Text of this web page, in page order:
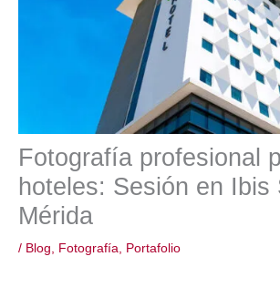
Fotografía profesional
hoteles: Sesión en Ibis
Mérida
/ Blog Fotografía Portafolio